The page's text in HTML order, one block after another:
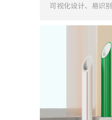
可视化设计、易识别